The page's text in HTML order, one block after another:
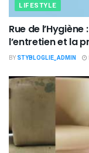
LIFESTYLE
Rue de
l’entretien et la
BY STYBLOGLIE_ADMIN